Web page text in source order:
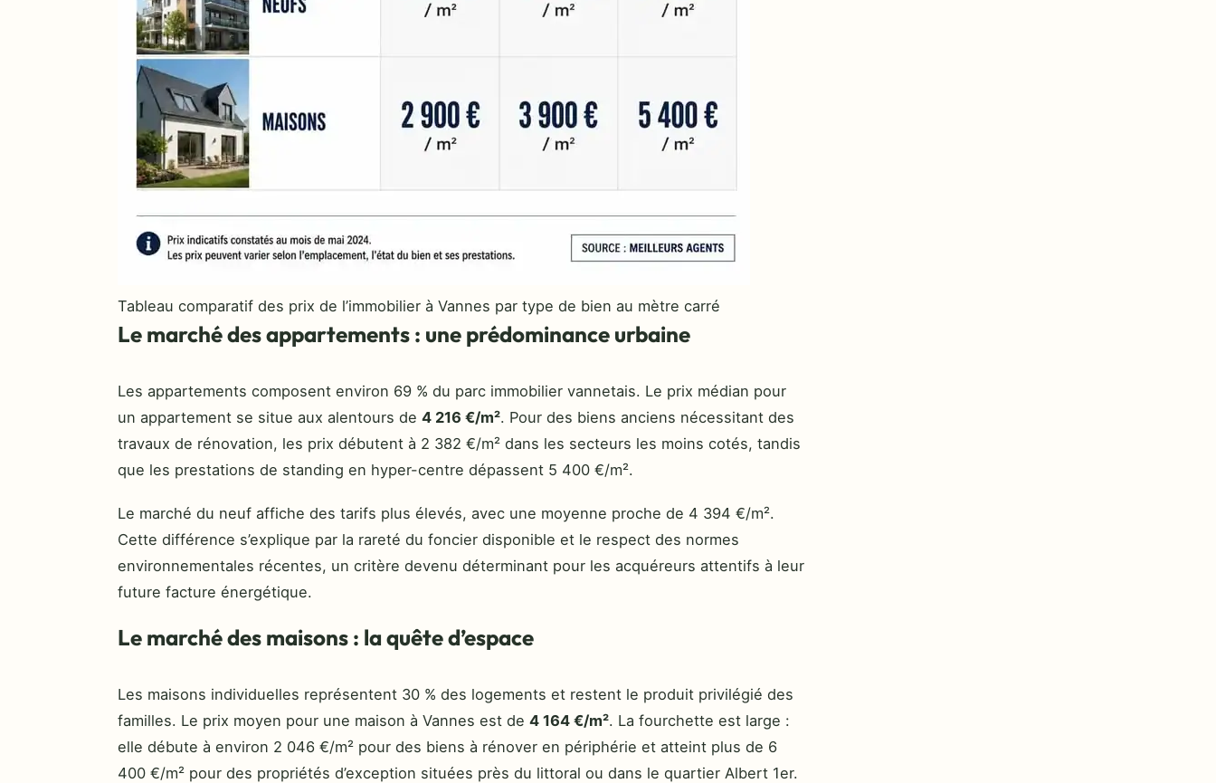
Tableau comparatif des prix de l’immobilier à Vannes par type de bien au mètre carré
Le marché des appartements : une prédominance urbaine
Les appartements composent environ 69 % du parc immobilier vannetais. Le prix médian pour
un appartement se situe aux alentours de 4 216 €/m². Pour des biens anciens nécessitant des
travaux de rénovation, les prix débutent à 2 382 €/m² dans les secteurs les moins cotés, tandis
que les prestations de standing en hyper-centre dépassent 5 400 €/m².
Le marché du neuf affiche des tarifs plus élevés, avec une moyenne proche de 4 394 €/m².
Cette différence s’explique par la rareté du foncier disponible et le respect des normes
environnementales récentes, un critère devenu déterminant pour les acquéreurs attentifs à leur
future facture énergétique.
Le marché des maisons : la quête d’espace
Les maisons individuelles représentent 30 % des logements et restent le produit privilégié des
familles. Le prix moyen pour une maison à Vannes est de 4 164 €/m². La fourchette est large :
elle débute à environ 2 046 €/m² pour des biens à rénover en périphérie et atteint plus de 6
400 €/m² pour des propriétés d’exception situées près du littoral ou dans le quartier Albert 1er.